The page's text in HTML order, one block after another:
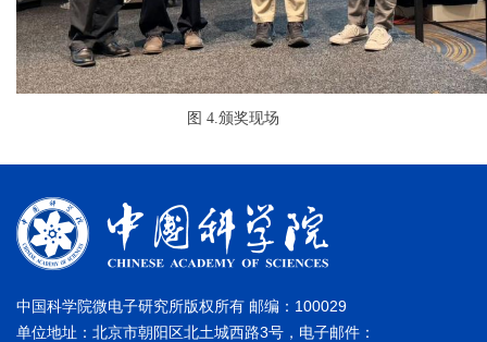
图 4.颁奖现场
中国科学院微电子研究所版权所有 邮编：100029
单位地址：北京市朝阳区北土城西路3号，电子邮件：